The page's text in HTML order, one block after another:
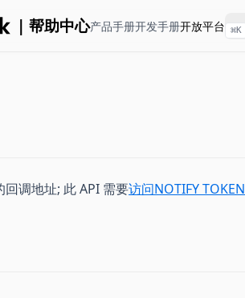
| 帮助中心产品手册开发手册开放平台 ⌘K
调地址; 此 API 需要访问NOTIFY TOKEN